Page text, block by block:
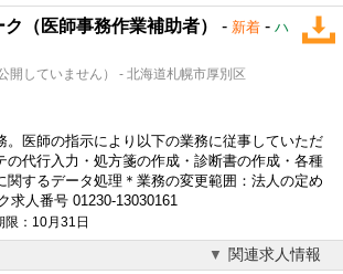
（医師事務作業補助者） - 新着 - ハ
開していません） - 北海道札幌市厚別区
。医師の指示により以下の業務に従事していただ
の代行入力・処方箋の作成・診断書の作成・各種
関するデータ処理＊業務の変更範囲：法人の定め
求人番号 01230-13030161
：10月31日
関連求人情報